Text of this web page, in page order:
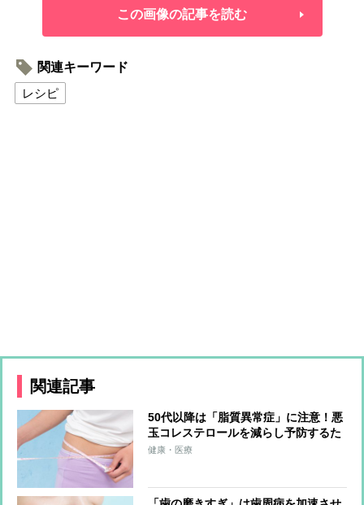
この画像の記事を読む
関連キーワード
レシピ
関連記事
50代以降は「脂質異常症」に注意！悪
玉コレステロールを減らし予防するた
めの食材は？
健康・医療